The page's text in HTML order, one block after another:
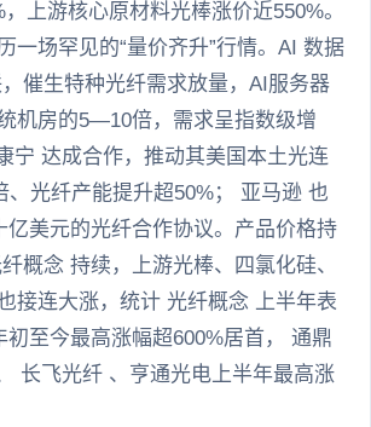
上游核心原材料光棒涨价近550%。
一场罕见的“量价齐升”行情。AI 数据
催生特种光纤需求放量，AI服务器
机房的5—10倍，需求呈指数级增
宁 达成合作，推动其美国本土光连
、光纤产能提升超50%； 亚马逊 也
亿美元的光纤合作协议。产品价格持
概念 持续，上游光棒、四氯化硅、
接连大涨，统计 光纤概念 上半年表
至今最高涨幅超600%居首， 通鼎
长飞光纤 、亨通光电上半年最高涨